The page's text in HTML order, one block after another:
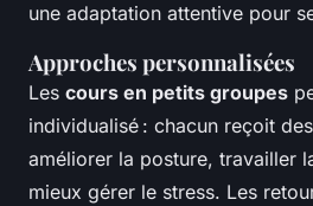
une adaptation attentive pour
Approches personnalisées
Les cours en petits groupes
individualisé : chacun reçoit
améliorer la posture, travailler
mieux gérer le stress. Les